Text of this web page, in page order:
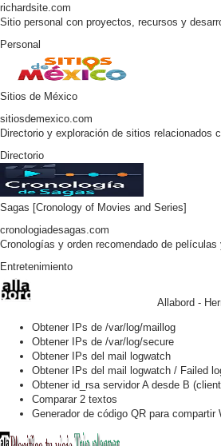
richardsite.com
Sitio personal con proyectos, recursos y
Personal
Sitios de México
sitiosdemexico.com
Directorio y exploración de sitios relacionados
Directorio
Sagas [Cronology of Movies and Series]
cronologiadesagas.com
Cronologías y orden recomendado de películas
Entretenimiento
Allabord -
Obtener IPs de /var/log/maillog
Obtener IPs de /var/log/secure
Obtener IPs del mail logwatch
Obtener IPs del mail logwatch / Failed
Obtener id_rsa servidor A desde B
Comparar 2 textos
Generador de código QR para compartir